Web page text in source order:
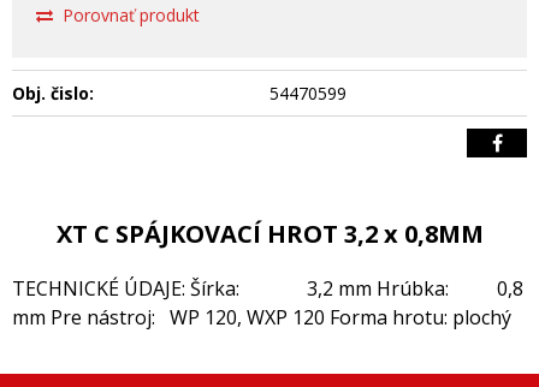
Porovnať produkt
Obj. čislo: 54470599
XT C SPÁJKOVACÍ HROT 3,2 x 0,8MM
TECHNICKÉ ÚDAJE: Šírka: 3,2 mm Hrúbka: 0,8
mm Pre nástroj: WP 120, WXP 120 Forma hrotu: plochý